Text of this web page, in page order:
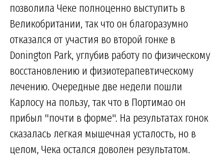
позволила Чеке полноценно выступить в
Великобритании, так что он благоразумно
отказался от участия во второй гонке в
Donington Park, углубив работу по физическому
восстановлению и физиотерапевтическому
лечению. Очередные две недели пошли
Карлосу на пользу, так что в Портимао он
прибыл "почти в форме". На результатах гонок
сказалась легкая мышечная усталость, но в
целом, Чека остался доволен результатом.